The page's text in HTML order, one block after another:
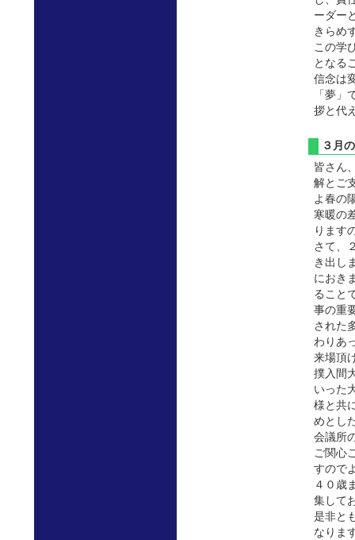
ーダー
きらめ
この学
となる
信念は
「夢」
拶と代
３月
皆さん
解とご
よ春の
寒暖の
ります
さて、
き出し
におき
ること
事の重
された
わりあ
来場頂
撲入間
いった
様と共
めとし
会議所
ご関心
すので
４０歳
集して
是非と
なりま